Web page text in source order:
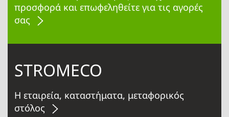
προσφορά και επωφεληθείτε για τις αγορές
σας
STROMECO
Η εταιρεία, καταστήματα, μεταφορικός
στόλος